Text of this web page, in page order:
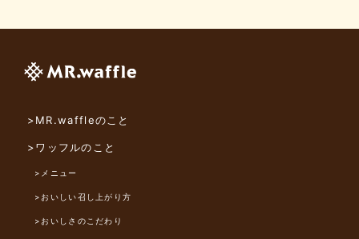
>MR.waffleのこと
>ワッフルのこと
>メニュー
>おいしい召し上がり方
>おいしさのこだわり